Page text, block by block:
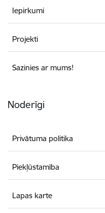
Iepirkumi
Projekti
Sazinies ar mums!
Noderīgi
Privātuma politika
Piekļūstamība
Lapas karte